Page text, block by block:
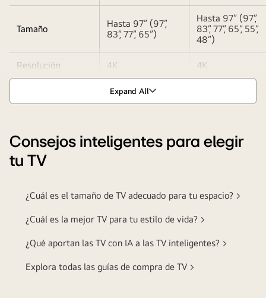
Tamaño
Hasta 97” (97”,
83”, 77”, 65”)
Hasta 97” (97”,
83”, 77”, 65”, 55”,
48”)
Resolución 4K 4K
Expand All
Consejos inteligentes para elegir
tu TV
¿Cuál es el tamaño de TV adecuado para tu espacio? >
¿Cuál es la mejor TV para tu estilo de vida? >
¿Qué aportan las TV con IA a las TV inteligentes? >
Explora todas las guías de compra de TV >